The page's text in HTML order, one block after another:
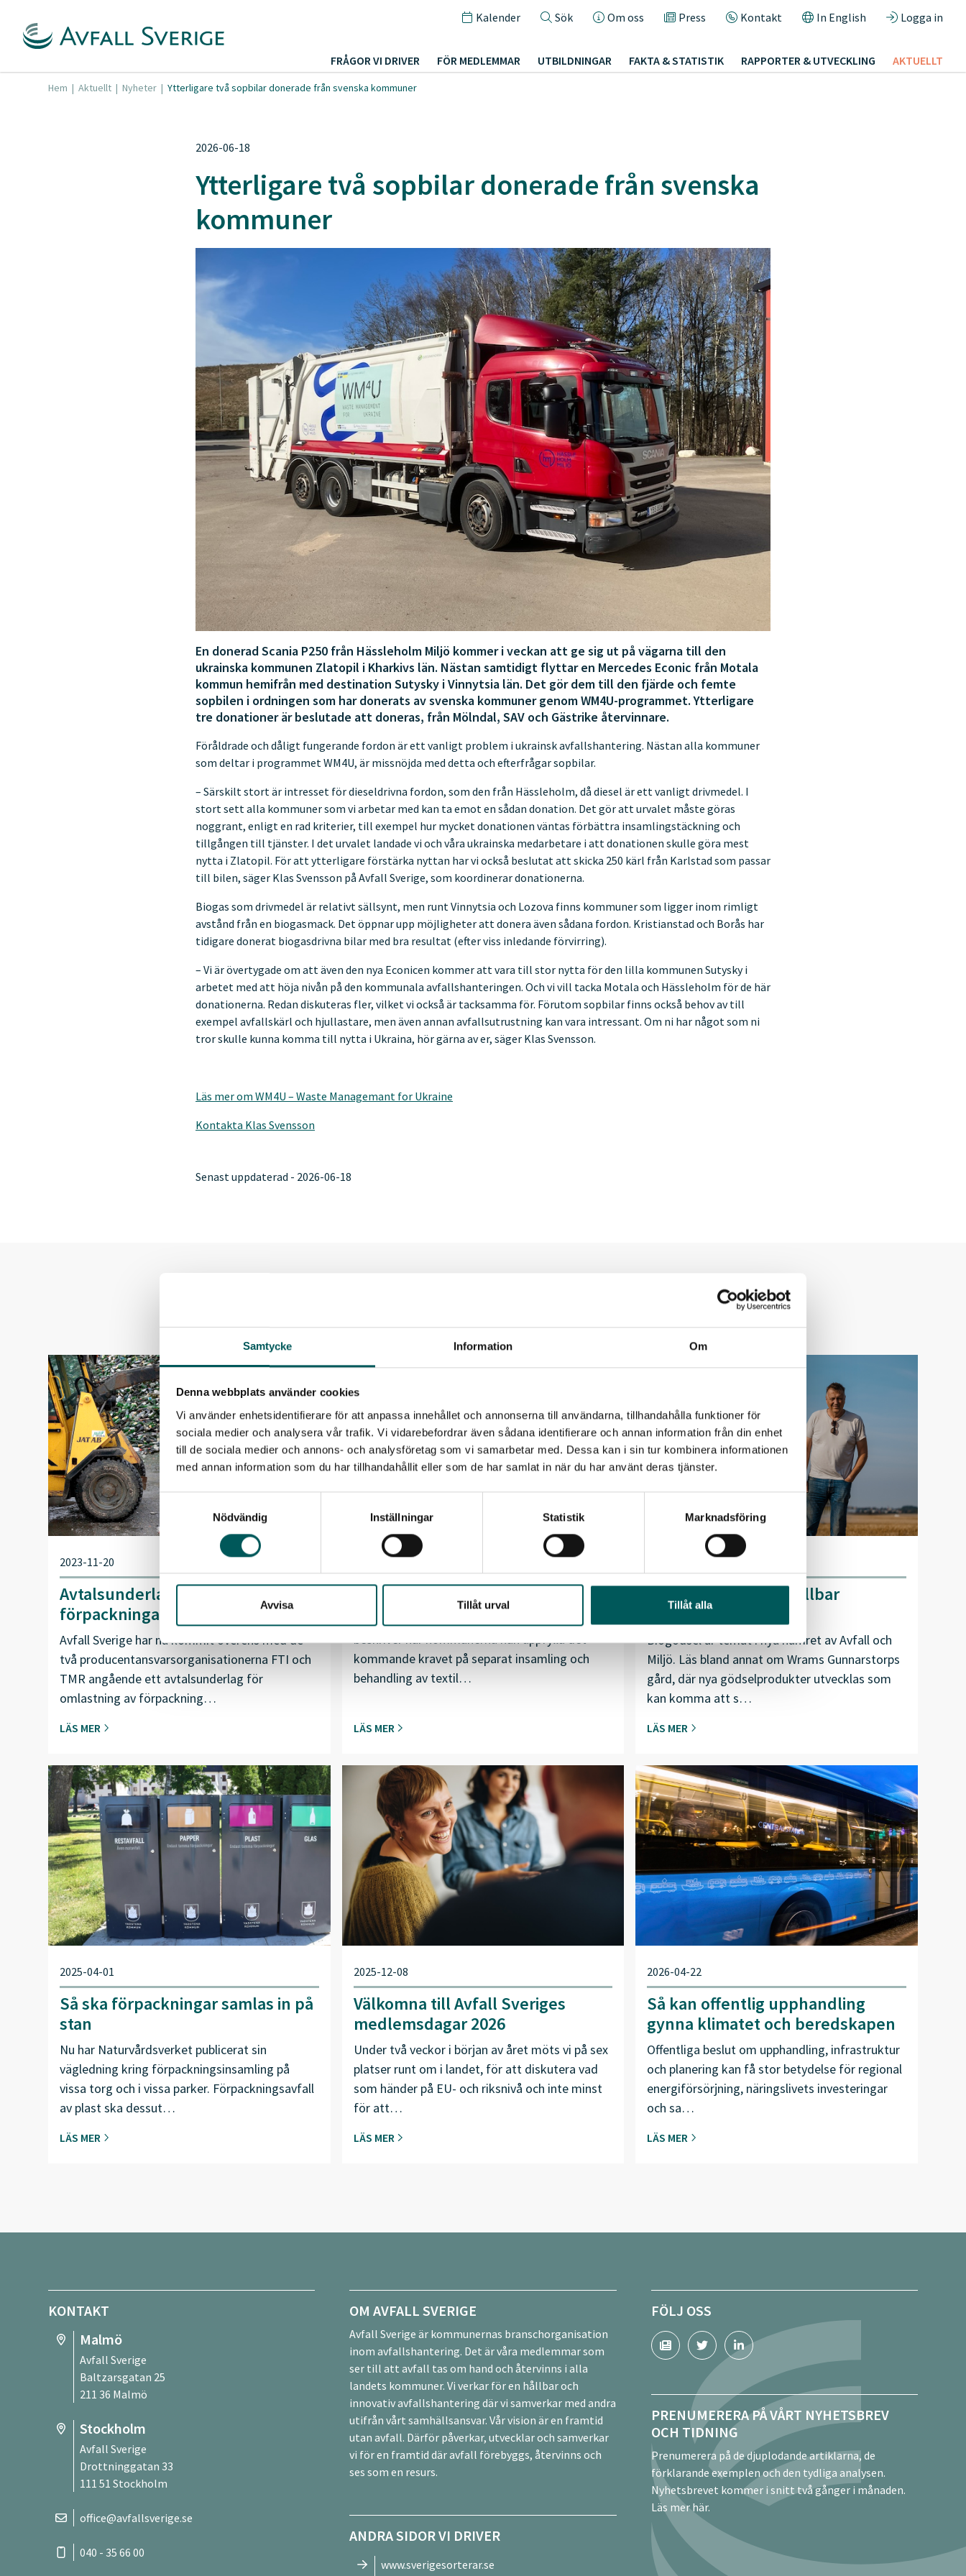
Samtycke Information Om
Denna webbplats använder cookies
Vi använder enhetsidentifierare för att anpassa innehållet och annonserna till användarna, tillhandahålla funktioner för
sociala medier och analysera vår trafik. Vi vidarebefordrar även sådana identifierare och annan information från din enhet
till de sociala medier och annons- och analysföretag som vi samarbetar med. Dessa kan i sin tur kombinera informationen
med annan information som du har tillhandahållit eller som de har samlat in när du har använt deras tjänster.
Nödvändig
Inställningar Statistik Marknadsföring
Avvisa Tillåt urval Tillåt alla
Kalender Sök Om oss Press Kontakt In English Logga in
FRÅGOR VI DRIVER FÖR MEDLEMMAR UTBILDNINGAR FAKTA & STATISTIK RAPPORTER & UTVECKLING AKTUELLT
Hem | Aktuellt | Nyheter | Ytterligare två sopbilar donerade från svenska kommuner
2026-06-18
Ytterligare två sopbilar donerade från svenska
kommuner
En donerad Scania P250 från Hässleholm Miljö kommer i veckan att ge sig ut på vägarna till den
ukrainska kommunen Zlatopil i Kharkivs län. Nästan samtidigt flyttar en Mercedes Econic från Motala
kommun hemifrån med destination Sutysky i Vinnytsia län. Det gör dem till den fjärde och femte
sopbilen i ordningen som har donerats av svenska kommuner genom WM4U-programmet. Ytterligare
tre donationer är beslutade att doneras, från Mölndal, SAV och Gästrike återvinnare.
Föråldrade och dåligt fungerande fordon är ett vanligt problem i ukrainsk avfallshantering. Nästan alla kommuner
som deltar i programmet WM4U, är missnöjda med detta och efterfrågar sopbilar.
– Särskilt stort är intresset för dieseldrivna fordon, som den från Hässleholm, då diesel är ett vanligt drivmedel. I
stort sett alla kommuner som vi arbetar med kan ta emot en sådan donation. Det gör att urvalet måste göras
noggrant, enligt en rad kriterier, till exempel hur mycket donationen väntas förbättra insamlingstäckning och
tillgången till tjänster. I det urvalet landade vi och våra ukrainska medarbetare i att donationen skulle göra mest
nytta i Zlatopil. För att ytterligare förstärka nyttan har vi också beslutat att skicka 250 kärl från Karlstad som passar
till bilen, säger Klas Svensson på Avfall Sverige, som koordinerar donationerna.
Biogas som drivmedel är relativt sällsynt, men runt Vinnytsia och Lozova finns kommuner som ligger inom rimligt
avstånd från en biogasmack. Det öppnar upp möjligheter att donera även sådana fordon. Kristianstad och Borås har
tidigare donerat biogasdrivna bilar med bra resultat (efter viss inledande förvirring).
– Vi är övertygade om att även den nya Econicen kommer att vara till stor nytta för den lilla kommunen Sutysky i
arbetet med att höja nivån på den kommunala avfallshanteringen. Och vi vill tacka Motala och Hässleholm för de här
donationerna. Redan diskuteras fler, vilket vi också är tacksamma för. Förutom sopbilar finns också behov av till
exempel avfallskärl och hjullastare, men även annan avfallsutrustning kan vara intressant. Om ni har något som ni
tror skulle kunna komma till nytta i Ukraina, hör gärna av er, säger Klas Svensson.
Läs mer om WM4U – Waste Managemant for Ukraine
Kontakta Klas Svensson
Senast uppdaterad - 2026-06-18
2023-11-20
Avtalsunderlag för omlastning av
förpackningar
Avfall Sverige har nu kommit överens med de
två producentansvarsorganisationerna FTI och
TMR angående ett avtalsunderlag för
omlastning av förpackning…
LÄS MER
2024-09-17
Stöd för insamling av textilavfall
beskriver hur kommunerna kan uppfylla det
kommande kravet på separat insamling och
behandling av textil…
LÄS MER
En pionjär för mer hållbar
biogödsel
Biogödsel är temat i nya numret av Avfall och
Miljö. Läs bland annat om Wrams Gunnarstorps
gård, där nya gödselprodukter utvecklas som
kan komma att s…
LÄS MER
2025-04-01
Så ska förpackningar samlas in på
stan
Nu har Naturvårdsverket publicerat sin
vägledning kring förpackningsinsamling på
vissa torg och i vissa parker. Förpackningsavfall
av plast ska dessut…
LÄS MER
2025-12-08
Välkomna till Avfall Sveriges
medlemsdagar 2026
Under två veckor i början av året möts vi på sex
platser runt om i landet, för att diskutera vad
som händer på EU- och riksnivå och inte minst
för att…
LÄS MER
2026-04-22
Så kan offentlig upphandling
gynna klimatet och beredskapen
Offentliga beslut om upphandling, infrastruktur
och planering kan få stor betydelse för regional
energiförsörjning, näringslivets investeringar
och sa…
LÄS MER
KONTAKT
Malmö
Avfall Sverige
Baltzarsgatan 25
211 36 Malmö
Stockholm
Avfall Sverige
Drottninggatan 33
111 51 Stockholm
office@avfallsverige.se
040 - 35 66 00
OM AVFALL SVERIGE
Avfall Sverige är kommunernas branschorganisation
inom avfallshantering. Det är våra medlemmar som
ser till att avfall tas om hand och återvinns i alla
landets kommuner. Vi verkar för en hållbar och
innovativ avfallshantering där vi samverkar med andra
utifrån vårt samhällsansvar. Vår vision är en framtid
utan avfall. Därför påverkar, utvecklar och samverkar
vi för en framtid där avfall förebyggs, återvinns och
ses som en resurs.
ANDRA SIDOR VI DRIVER
www.sverigesorterar.se
FÖLJ OSS
PRENUMERERA PÅ VÅRT NYHETSBREV
OCH TIDNING
Prenumerera på de djuplodande artiklarna, de
förklarande exemplen och den tydliga analysen.
Nyhetsbrevet kommer i snitt två gånger i månaden.
Läs mer här.